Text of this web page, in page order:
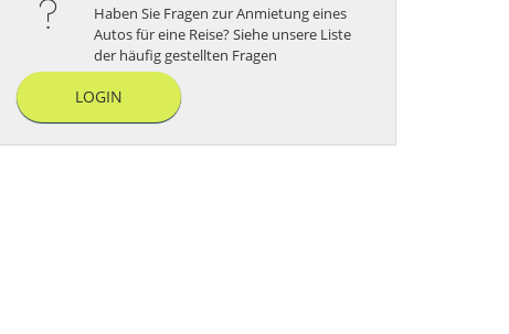
Haben Sie Fragen zur Anmietung eines
Autos für eine Reise? Siehe unsere Liste
der häufig gestellten Fragen
LOGIN